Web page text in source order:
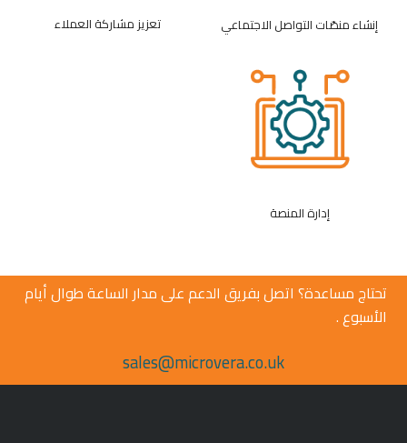
إنشاء منصّات التواصل الاجتماعي تعزيز مشاركة العملاء
إدارة المنصة
تحتاج مساعدة؟ اتصل بفريق الدعم على مدار الساعة طوال أيام
الأسبوع .
sales@microvera.co.uk